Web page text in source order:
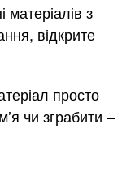
матеріалів з
відкрите
просто
чи зграбити –